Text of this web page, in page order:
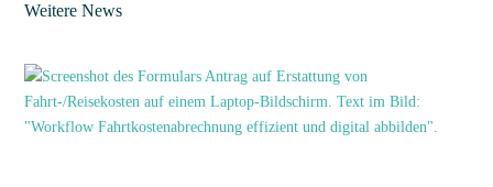
Weitere News